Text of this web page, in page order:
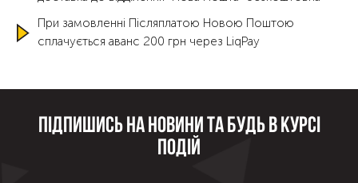
При замовленні Післяплатою Новою Поштою
сплачується аванс 200 грн через LiqPay
Підпишись на новини та будь в курсі
подій